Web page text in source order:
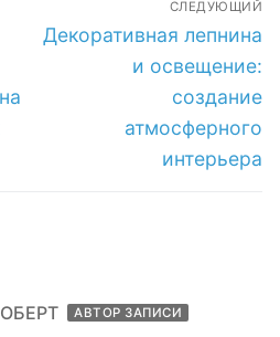
СЛЕДУЮЩИЙ
Следующая
Декоративная лепнина
и освещение:
создание
атмосферного
интерьера
АВТОР ЗАПИСИ